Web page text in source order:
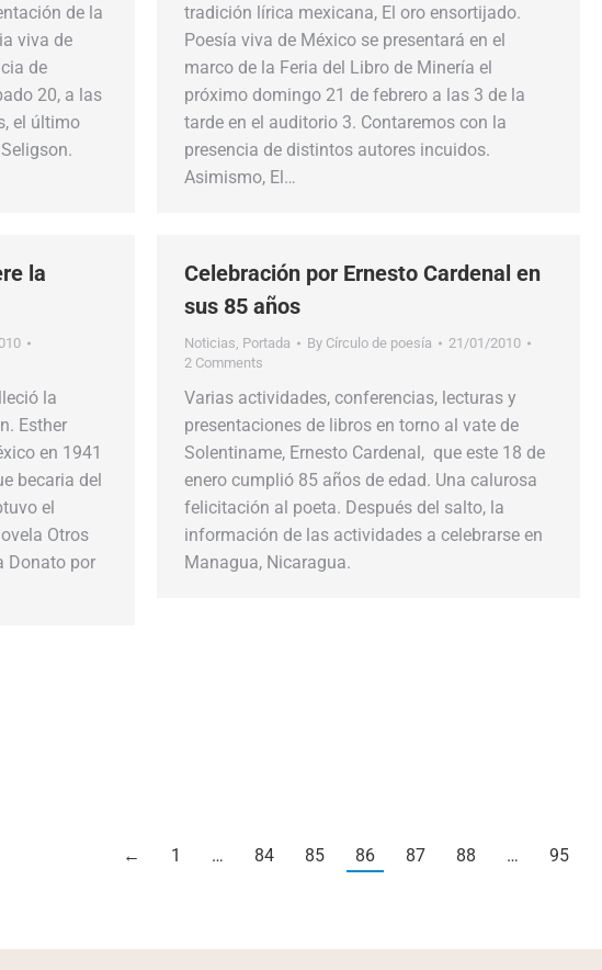
de la
viva de
de
20, a las
el último
tradición lírica mexicana, El oro ensortijado.
Poesía viva de México se presentará en el
marco de la Feria del Libro de Minería el
próximo domingo 21 de febrero a las 3 de la
tarde en el auditorio 3. Contaremos con la
presencia de distintos autores incuidos.
Asimismo, El…
la
la
Esther
en 1941
becaria del
el
Otros
Donato por
Celebración por Ernesto Cardenal en
sus 85 años
Noticias, Portada By Círculo de poesía
21/01/2010
2 Comments
Varias actividades, conferencias, lecturas y
presentaciones de libros en torno al vate de
Solentiname, Ernesto Cardenal, que este 18 de
enero cumplió 85 años de edad. Una calurosa
felicitación al poeta. Después del salto, la
información de las actividades a celebrarse en
Managua, Nicaragua.
← 1 … 84 85 86 87 88 … 95